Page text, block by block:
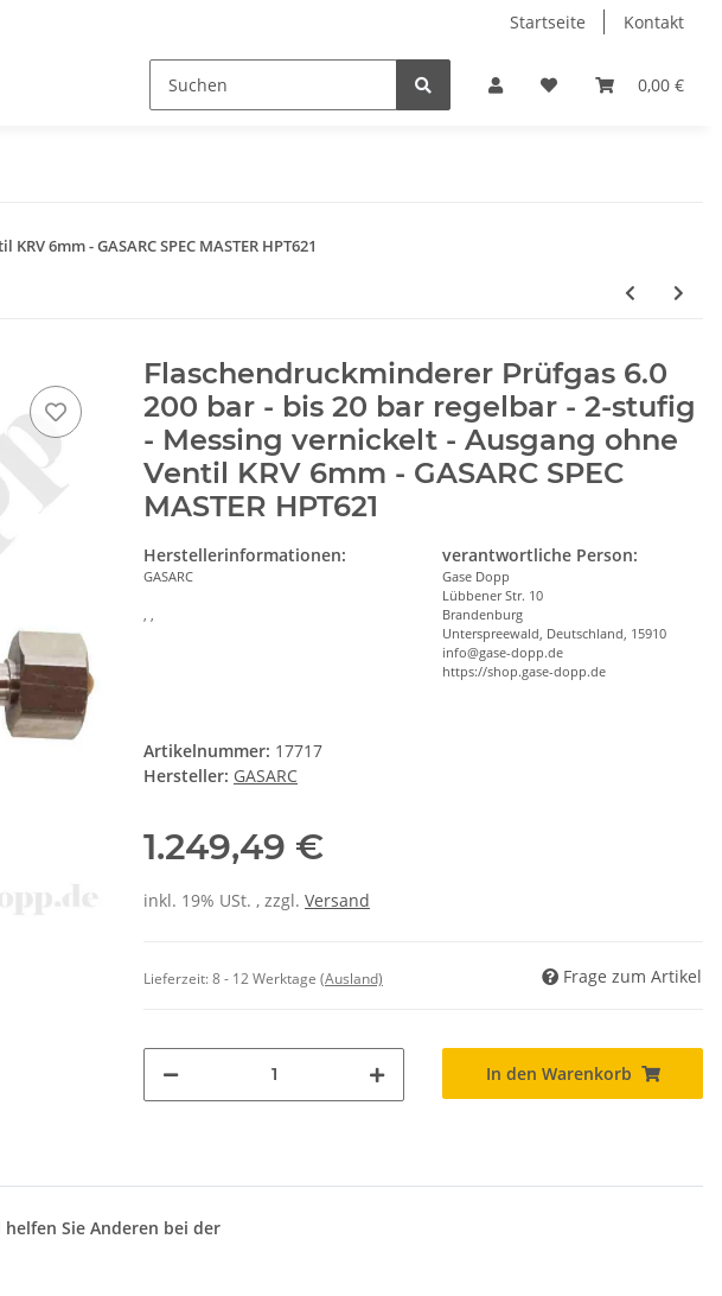
Startseite Kontakt
0,00 €
6mm - GASARC SPEC MASTER HPT621
Flaschendruckminderer Prüfgas 6.0
200 bar - bis 20 bar regelbar - 2-stufig
- Messing vernickelt - Ausgang ohne
Ventil KRV 6mm - GASARC SPEC
MASTER HPT621
Herstellerinformationen:
GASARC
, ,
verantwortliche Person:
Gase Dopp
Lübbener Str. 10
Brandenburg
Unterspreewald, Deutschland, 15910
info@gase-dopp.de
https://shop.gase-dopp.de
Artikelnummer: 17717
Hersteller: GASARC
1.249,49 €
inkl. 19% USt. , zzgl. Versand
Lieferzeit:8 - 12 Werktage (Ausland) Frage zum Artikel
In den Warenkorb
Sie Anderen bei der